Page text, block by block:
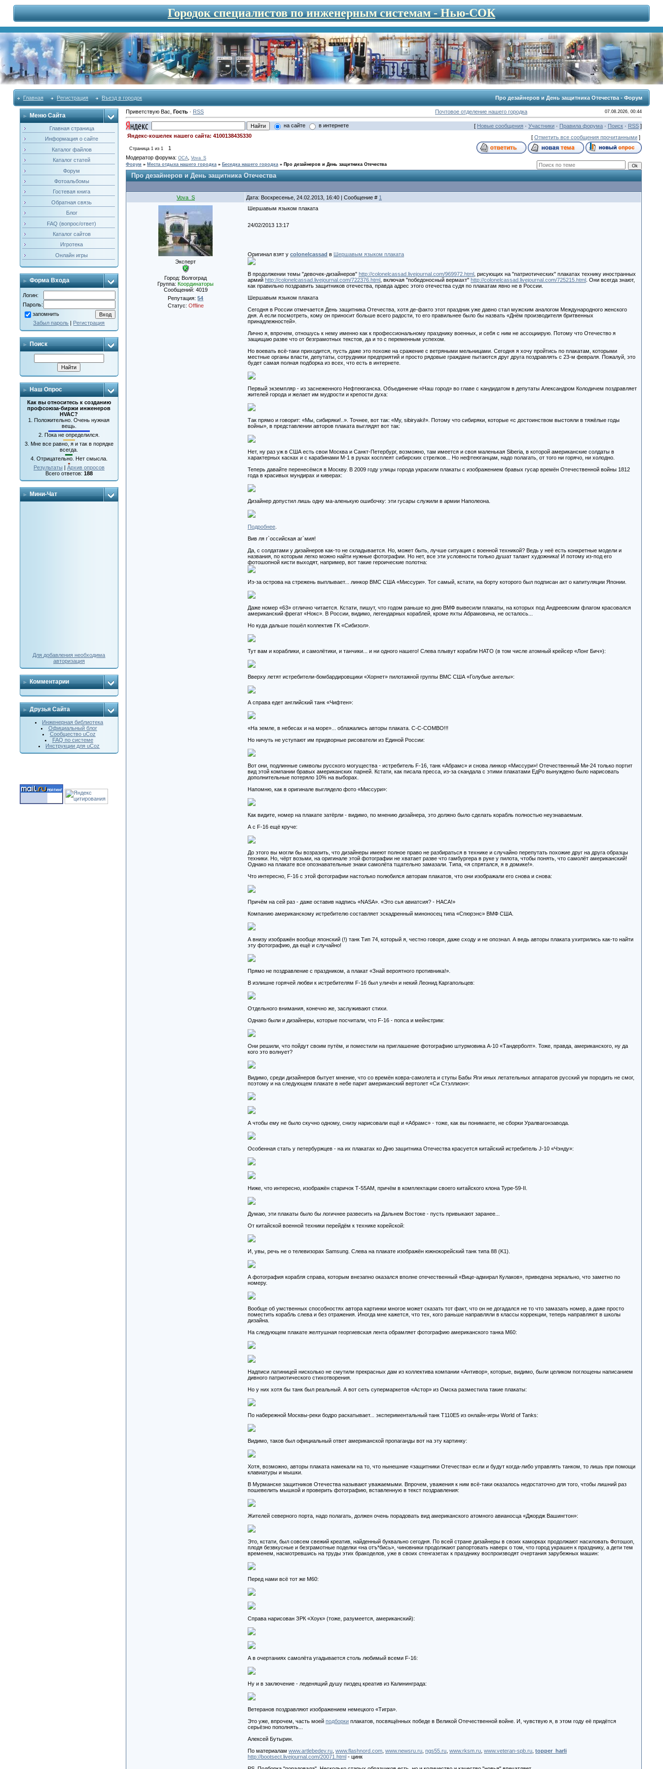
Городок специалистов по инженерным системам - Нью-СОК
Главная Регистрация Въезд в городок Про дезайнеров и День защитника Отечества - Форум
Меню Сайта
Главная страница
Информация о сайте
Каталог файлов
Каталог статей
Форум
Фотоальбомы
Гостевая книга
Обратная связь
Блог
FAQ (вопрос/ответ)
Каталог сайтов
Игротека
Онлайн игры
Форма Входа
Логин:
Пароль:
запомнить
Забыл пароль | Регистрация
Поиск
Наш Опрос
Как вы относитесь к созданию
профсоюза-биржи инженеров
HVAC?
1.Положительно. Очень нужная
вещь.
2. Пока не определился.
3. Мне все равно, я и так в порядке
всегда.
4. Отрицательно. Нет смысла.
Результаты | Архив опросов
Всего ответов: 188
Мини-Чат
Для добавления необходима
авторизация
Комментарии
Друзья Сайта
Инженерная библиотека
Официальный блог
Сообщество uCoz
FAQ по системе
Инструкции для uCoz
Приветствую Вас Гость· RSS Почтовое отделение нашего городка 07.08.2026, 00:44
на сайте в интернете [ Новые сообщения· Участники· Правила форума· Поиск· RSS]
Яндекс-кошелек нашего сайта: 4100138435330
[ Отметить все сообщения прочитанными]
Страница 1 из 1
1
Модератор форума: OCA, Vova_S
Форум » Места отдыха нашего городка » Беседка нашего городка » Про дезайнеров и День защитника Отечества
Про дезайнеров и День защитника Отечества
Vova_S Дата: Воскресенье, 24.02.2013, 16:40 | Сообщение # 1
Эксперт
Город: Волгоград
Группа:Координаторы
Сообщений: 4019
Репутация:54
Статус: Offline
Шершавым языком плаката
24/02/2013 13:17
Оригинал взят у colonelcassad в Шершавым языком плаката
В продолжении темы "девочек-дизайнеров" http://colonelcassad.livejournal.com/969972.html, рисующих на "патриотических" плакатах технику иностранных
армий http://colonelcassad.livejournal.com/722376.html, включая "победоносный вермахт" http://colonelcassad.livejournal.com/725215.html. Они всегда знают,
как правильно поздравить защитников отечества, правда адрес этого отечества судя по плакатам явно не в России.
Шершавым языком плаката
Сегодня в России отмечается День защитника Отечества, хотя де-факто этот праздник уже давно стал мужским аналогом Международного женского
дня. А если посмотреть, кому он приносит больше всего радости, то его правильнее было бы назвать «Днём производителя бритвенных
принадлежностей».
Лично я, впрочем, отношусь к нему именно как к профессиональному празднику военных, и себя с ним не ассоциирую. Потому что Отечество я
защищаю разве что от безграмотных текстов, да и то с переменным успехом.
Но воевать всё-таки приходится, пусть даже это похоже на сражение с ветряными мельницами. Сегодня я хочу пройтись по плакатам, которыми
местные органы власти, депутаты, сотрудники предприятий и просто рядовые граждане пытаются друг друга поздравлять с 23-м февраля. Пожалуй, это
будет самая полная подборка из всех, что есть в интернете.
Первый экземпляр - из заснеженного Нефтеюганска. Объединение «Наш город» во главе с кандидатом в депутаты Александром Колодичем поздравляет
жителей города и желает им мудрости и крепости духа:
Так прямо и говорит: «Мы, сибиряки!..». Точнее, вот так: «My, sibiryaki!». Потому что сибиряки, которые «с достоинством выстояли в тяжёлые годы
войны», в представлении авторов плаката выглядят вот так:
Нет, ну раз уж в США есть свои Москва и Санкт-Петербург, возможно, там имеется и своя маленькая Siberia, в которой американские солдаты в
характерных касках и с карабинами М-1 в руках косплеят сибирских стрелков... Но нефтеюганцам, надо полагать, от того ни горячо, ни холодно.
Теперь давайте перенесёмся в Москву. В 2009 году улицы города украсили плакаты с изображением бравых гусар времён Отечественной войны 1812
года в красивых мундирах и киверах:
Дизайнер допустил лишь одну ма-аленькую ошибочку: эти гусары служили в армии Наполеона.
Подробнее.
Вив ля г`оссийская аг`мия!
Да, с солдатами у дизайнеров как-то не складывается. Но, может быть, лучше ситуация с военной техникой? Ведь у неё есть конкретные модели и
названия, по которым легко можно найти нужные фотографии. Но нет, все эти условности только душат талант художника! И потому из-под его
фотошопной кисти выходят, например, вот такие героические полотна:
Из-за острова на стрежень выплывает... линкор ВМС США «Миссури». Тот самый, кстати, на борту которого был подписан акт о капитуляции Японии.
Даже номер «63» отлично читается. Кстати, пишут, что годом раньше ко дню ВМФ вывесили плакаты, на которых под Андреевским флагом красовался
американский фрегат «Нокс». В России, видимо, легендарных кораблей, кроме яхты Абрамовича, не осталось...
Но куда дальше пошёл коллектив ГК «Сибизол».
Тут вам и кораблики, и самолётики, и танчики... и ни одного нашего! Слева плывут корабли НАТО (в том числе атомный крейсер «Лонг Бич»):
Вверху летят истребители-бомбардировщики «Хорнет» пилотажной группы ВМС США «Голубые ангелы»:
А справа едет английский танк «Чифтен»:
«На земле, в небесах и на море»... облажались авторы плаката. C-C-COMBO!!!
Но ничуть не уступают им придворные рисователи из Единой России:
Вот они, подлинные символы русского могущества - истребитель F-16, танк «Абрамс» и снова линкор «Миссури»! Отечественный Ми-24 только портит
вид этой компании бравых американских парней. Кстати, как писала пресса, из-за скандала с этими плакатами ЕдРо вынуждено было нарисовать
дополнительные потеряло 10% на выборах.
Напомню, как в оригинале выглядело фото «Миссури»:
Как видите, номер на плакате затёрли - видимо, по мнению дизайнера, это должно было сделать корабль полностью неузнаваемым.
А с F-16 ещё круче:
До этого вы могли бы возразить, что дизайнеры имеют полное право не разбираться в технике и случайно перепутать похожие друг на друга образцы
техники. Но, чёрт возьми, на оригинале этой фотографии не хватает разве что гамбургера в руке у пилота, чтобы понять, что самолёт американский!
Однако на плакате все опознавательные знаки самолёта тщательно замазали. Типа, «я спрятался, я в домике!».
Что интересно, F-16 с этой фотографии настолько полюбился авторам плакатов, что они изображали его снова и снова:
Причём на сей раз - даже оставив надпись «NASA». «Это сья авиатсия? - НАСА!»
Компанию американскому истребителю составляет эскадренный миноносец типа «Спюрэнс» ВМФ США.
А внизу изображён вообще японский (!) танк Тип 74, который я, честно говоря, даже сходу и не опознал. А ведь авторы плаката ухитрились как-то найти
эту фотографию, да ещё и случайно!
Прямо не поздравление с праздником, а плакат «Знай вероятного противника!».
В излишне горячей любви к истребителям F-16 был уличён и некий Леонид Каргапольцев:
Отдельного внимания, конечно же, заслуживают стихи.
Однако были и дизайнеры, которые посчитали, что F-16 - попса и мейнстрим:
Они решили, что пойдут своим путём, и поместили на приглашение фотографию штурмовика А-10 «Тандерболт». Тоже, правда, американского, ну да
кого это волнует?
Видимо, среди дизайнеров бытует мнение, что со времён ковра-самолета и ступы Бабы Яги иных летательных аппаратов русский ум породить не смог,
поэтому и на следующем плакате в небе парит американский вертолет «Си Стэллион»:
А чтобы ему не было скучно одному, снизу нарисовали ещё и «Абрамс» - тоже, как вы понимаете, не сборки Уралвагонзавода.
Особенная стать у петербуржцев - на их плакатах ко Дню защитника Отечества красуется китайский истребитель J-10 «Чэнду»:
Ниже, что интересно, изображён старичок Т-55АМ , причём в комплектации своего китайского клона Type-59-II .
Думаю, эти плакаты было бы логичнее развесить на Дальнем Востоке - пусть привыкают заранее...
От китайской военной техники перейдём к технике корейской:
И, увы, речь не о телевизорах Samsung. Слева на плакате изображён южнокорейский танк типа 88 (K1).
А фотография корабля справа, которым внезапно оказался вполне отечественный «Вице-адмирал Кулаков», приведена зеркально, что заметно по
номеру.
Вообще об умственных способностях автора картинки многое может сказать тот факт, что он не догадался не то что замазать номер, а даже просто
поместить корабль слева и без отражения. Иногда мне кажется, что тех, кого раньше направляли в классы коррекции, теперь направляют в школы
дизайна.
На следующем плакате желтушная георгиевская лента обрамляет фотографию американского танка М60:
Надписи латиницей нисколько не смутили прекрасных дам из коллектива компании «Антивор», которые, видимо, были целиком поглощены написанием
дивного патриотического стихотворения.
Но у них хотя бы танк был реальный. А вот сеть супермаркетов «Астор» из Омска разместила такие плакаты:
По набережной Москвы-реки бодро раскатывает... экспериментальный танк T110Е5 из онлайн-игры World of Tanks:
Видимо, таков был официальный ответ американской пропаганды вот на эту картинку:
Хотя, возможно, авторы плаката намекали на то, что нынешние «защитники Отечества» если и будут когда-либо управлять танком, то лишь при помощи
клавиатуры и мышки.
В Мурманске защитников Отечества называют уважаемыми. Впрочем, уважения к ним всё-таки оказалось недостаточно для того, чтобы лишний раз
пошевелить мышкой и проверить фотографию, вставленную в текст поздравления:
Жителей северного порта, надо полагать, должен очень порадовать вид американского атомного авианосца «Джордж Вашингтон»:
Это, кстати, был совсем свежий креатив, найденный буквально сегодня. По всей стране дизайнеры в своих каморках продолжают насиловать Фотошоп,
плодя безвкусные и безграмотные поделки «на отъ*бись», чиновники продолжают рапортовать наверх о том, что город украшен к празднику, а дети тем
временем, насмотревшись на труды этих бракоделов, уже в своих стенгазетах к празднику воспроизводят очертания зарубежных машин:
Перед нами всё тот же М60:
Справа нарисован ЗРК «Хоук» (тоже, разумеется, американский):
А в очертаниях самолёта угадывается столь любимый всеми F-16:
Ну и в заключение - леденящий душу пиздец креатив из Калининграда:
Ветеранов поздравляют изображением немецкого «Тигра».
Это уже, впрочем, часть моей подборкиплакатов, посвящённых победе в Великой Отечественной войне. И, чувствую я, в этом году её придётся
серьёзно пополнять...
Алексей Бутырин.
По материалам www.artlebedev.ru, www.flashnord.com, www.newsru.ru, ngs55.ru, www.rksm.ru, www.veteran-spb.ru, topper_harli
http://bootsect.livejournal.com/20071.html- цинк